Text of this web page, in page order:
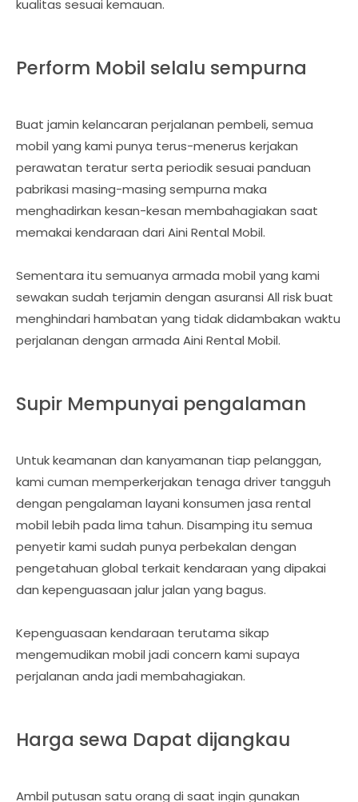
kualitas sesuai kemauan.
Perform Mobil selalu sempurna
Buat jamin kelancaran perjalanan pembeli, semua
mobil yang kami punya terus-menerus kerjakan
perawatan teratur serta periodik sesuai panduan
pabrikasi masing-masing sempurna maka
menghadirkan kesan-kesan membahagiakan saat
memakai kendaraan dari Aini Rental Mobil.
Sementara itu semuanya armada mobil yang kami
sewakan sudah terjamin dengan asuransi All risk buat
menghindari hambatan yang tidak didambakan waktu
perjalanan dengan armada Aini Rental Mobil.
Supir Mempunyai pengalaman
Untuk keamanan dan kanyamanan tiap pelanggan,
kami cuman memperkerjakan tenaga driver tangguh
dengan pengalaman layani konsumen jasa rental
mobil lebih pada lima tahun. Disamping itu semua
penyetir kami sudah punya perbekalan dengan
pengetahuan global terkait kendaraan yang dipakai
dan kepenguasaan jalur jalan yang bagus.
Kepenguasaan kendaraan terutama sikap
mengemudikan mobil jadi concern kami supaya
perjalanan anda jadi membahagiakan.
Harga sewa Dapat dijangkau
Ambil putusan satu orang di saat ingin gunakan